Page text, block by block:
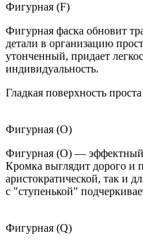
Фигурная (F)
Фигурная фаска обновит
детали в организацию
утонченный, придает
индивидуальность.
Гладкая поверхность
Фигурная (O)
Фигурная (O) — эффектный
Кромка выглядит дорого и
аристократической, так и
с "ступенькой"
Фигурная (Q)